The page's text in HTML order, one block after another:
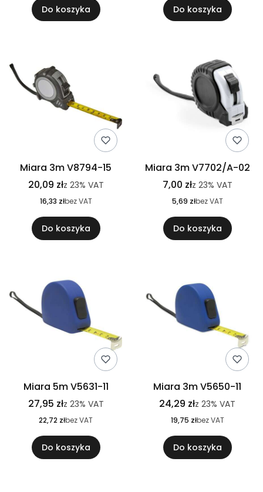
Do koszyka Do koszyka
Miara 3m V8794-15
20,09 złz 23% VAT
16,33 złbez VAT
Do koszyka
Miara 3m V7702/A-02
7,00 złz 23% VAT
5,69 złbez VAT
Do koszyka
Miara 5m V5631-11
27,95 złz 23% VAT
22,72 złbez VAT
Do koszyka
Miara 3m V5650-11
24,29 złz 23% VAT
19,75 złbez VAT
Do koszyka